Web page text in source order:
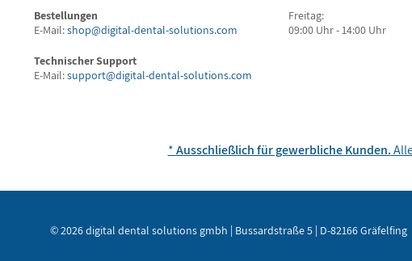
Bestellungen
E-Mail:shop@digital-dental-solutions.com
Technischer Support
E-Mail:support@digital-dental-solutions.com
Freitag:
09:00 Uhr - 14:00 Uhr
*Ausschließlich für gewerbliche Kunden.
© 2026 digital dental solutions gmbh | Bussardstraße 5 | D-82166 Gräfelfing